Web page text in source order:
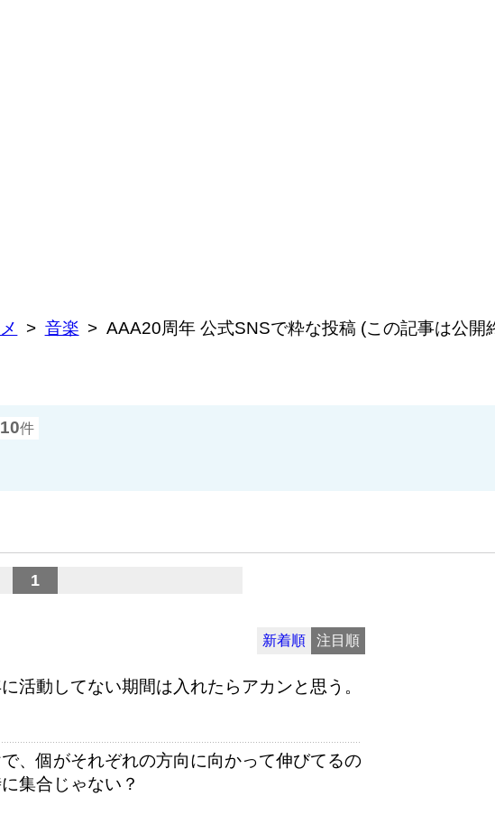
音楽 AAA20周年 公式SNSで粋な投稿 (この記事は公開
10件
1
新着順 注目順
活動してない期間は入れたらアカンと思う。
、個がそれぞれの方向に向かって伸びてるの
集合じゃない？